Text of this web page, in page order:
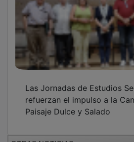
refuerzan el impulso a la
Paisaje Dulce y Salado
OTRAS NOTICIAS